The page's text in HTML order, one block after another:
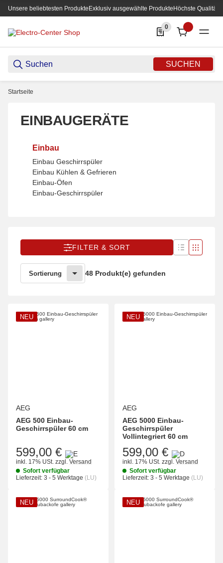
Unsere beliebtesten ProdukteExklusiv ausgewählte ProdukteHöchste Qualität
SUCHEN
0
0 Produkte in der
Startseite
EINBAUGERÄTE
Einbau
Einbau Geschirrspüler
Einbau Kühlen & Gefrieren
Einbau-Öfen
Einbau-Geschirrspüler
FILTER & SORT
Sortierung 48 Produkt(e) gefunden
NEU
AEG
AEG 500 Einbau-
Geschirrspüler 60 cm
599,00 €
inkl. 17% USt. zzgl. Versand
Sofort verfügbar
Lieferzeit: 3 - 5 Werktage (LU)
NEU
AEG
AEG 5000 Einbau-
Geschirrspüler
Vollintegriert 60 cm
599,00 €
inkl. 17% USt. zzgl. Versand
Sofort verfügbar
Lieferzeit: 3 - 5 Werktage (LU)
NEU NEU